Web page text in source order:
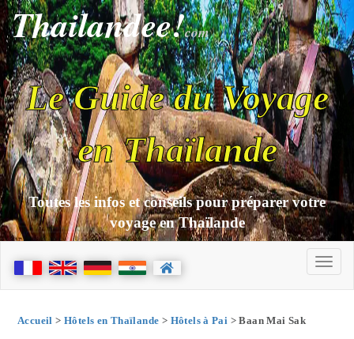
Thailandee!com
Le Guide du Voyage
en Thaïlande
Toutes les infos et conseils pour préparer votre
voyage en Thaïlande
Accueil > Hôtels en Thaïlande > Hôtels à Pai > Baan Mai Sak